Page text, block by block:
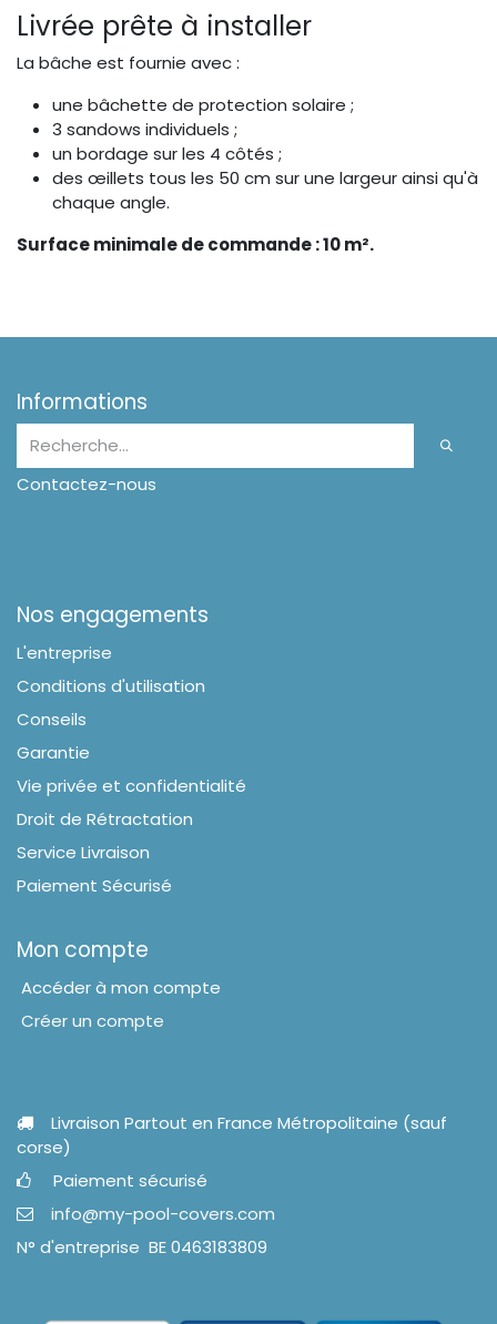
Livrée prête à installer
La bâche est fournie avec :
une bâchette de protection solaire ;
3 sandows individuels ;
un bordage sur les 4 côtés ;
des œillets tous les 50 cm sur une largeur ainsi qu'à
chaque angle.
Surface minimale de commande : 10 m².
Informations
Contactez-nous
Nos engagements
L'entreprise
Conditions d'utilisation
Conseils
Garantie
Vie privée et confidentialité
Droit de Rétractation
Service Livraison
Paiement Sécurisé
Mon compte
Accéder à mon compte
Créer un compte
Livraison Partout en France Métropolitaine (sauf
corse)
Paiement sécurisé
info@my-pool-covers.com
N° d'entreprise BE 0463183809